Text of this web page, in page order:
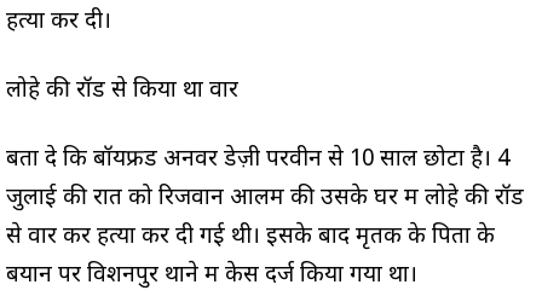
हत्या कर दी।
लोहे की रॉड से किया था वार
बता दे कि बॉयफ्रेंड अनवर डेज़ी परवीन से 10 साल छोटा है। 4
जुलाई की रात को रिजवान आलम की उसके घर में लोहे की रॉड
से वार कर हत्या कर दी गई थी। इसके बाद मृतक के पिता के
बयान पर विशनपुर थाने में केस दर्ज किया गया था।